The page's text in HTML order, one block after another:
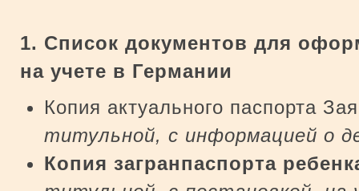
1. Список документов для
на учете в Германии
Копия актуального паспорта
титульной, с информацией о
Копия загранпаспорта